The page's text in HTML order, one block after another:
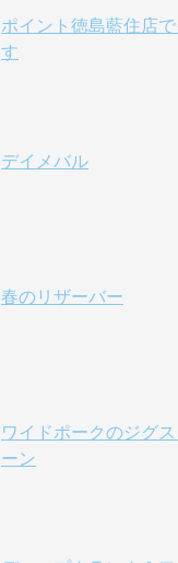
ポイント徳島藍住店
す
デイメバル
春のリザーバー
ワイドポークのジグ
ーン